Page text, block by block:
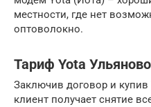
местности, где нет
оптоволокно.
Тариф Yota
Заключив договор и
клиент получает снятие